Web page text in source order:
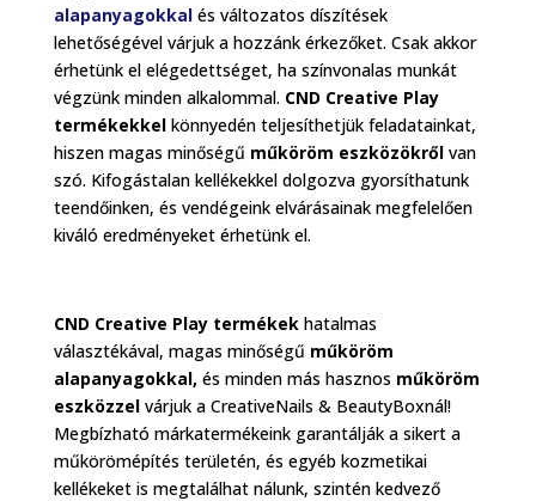
alapanyagokkalés változatos díszítések
lehetőségével várjuk a hozzánk érkezőket. Csak akkor
érhetünk el elégedettséget, ha színvonalas munkát
végzünk minden alkalommal. CND Creative Play
termékekkelkönnyedén teljesíthetjük feladatainkat,
hiszen magas minőségű műköröm eszközökrőlvan
szó. Kifogástalan kellékekkel dolgozva gyorsíthatunk
teendőinken, és vendégeink elvárásainak megfelelően
kiváló eredményeket érhetünk el.
CND Creative Play termékekhatalmas
választékával, magas minőségű műköröm
alapanyagokkal, és minden más hasznos műköröm
eszközzelvárjuk a CreativeNails & BeautyBoxnál!
Megbízható márkatermékeink garantálják a sikert a
műkörömépítés területén, és egyéb kozmetikai
kellékeket is megtalálhat nálunk, szintén kedvező